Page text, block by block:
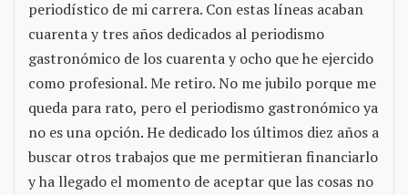
periodístico de mi carrera. Con estas líneas acaban
cuarenta y tres años dedicados al periodismo
gastronómico de los cuarenta y ocho que he ejercido
como profesional. Me retiro. No me jubilo porque me
queda para rato, pero el periodismo gastronómico ya
no es una opción. He dedicado los últimos diez años a
buscar otros trabajos que me permitieran financiarlo
y ha llegado el momento de aceptar que las cosas no